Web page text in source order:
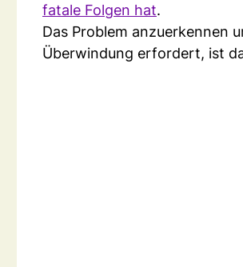
fatale Folgen hat.
Das Problem anzuerkennen
Überwindung erfordert, ist